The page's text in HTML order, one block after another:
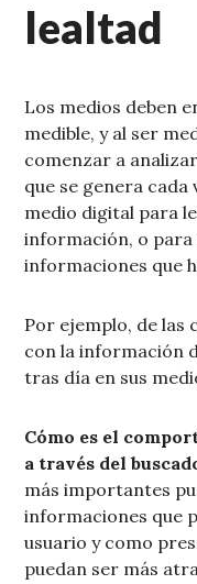
lealtad
Los medios deben
medible, y al ser
comenzar a
que se genera cada
medio digital para
información, o para
informaciones que
Por ejemplo, de las
con la información
tras día en sus
Cómo es el
a través del
más importantes
informaciones que
usuario y como
puedan ser más